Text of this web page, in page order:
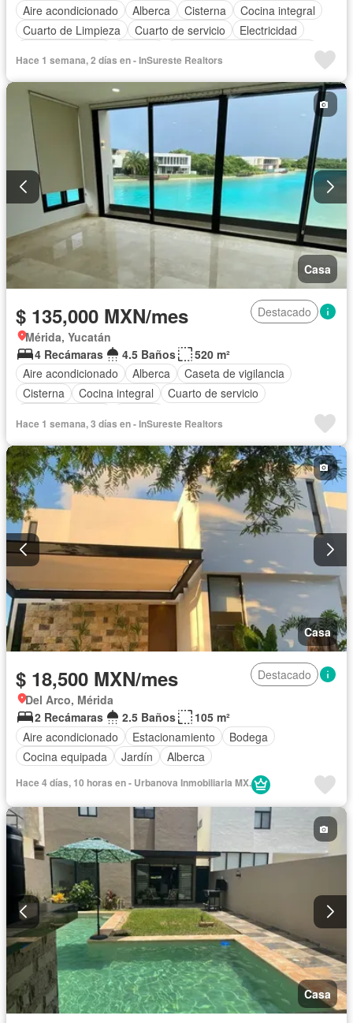
Aire acondicionado
Alberca Cisterna
Cocina integral
Cuarto de Limpieza
Cuarto de servicio
Electricidad
Hace 1 semana, 2 días en - InSureste Realtors
Casa
$ 135,000 MXN/mes
Destacado
Mérida, Yucatán
4 Recámaras
4.5 Baños
520 m²
Aire acondicionado
Alberca
Caseta de vigilancia
Cisterna
Cocina integral
Cuarto de servicio
Hace 1 semana, 3 días en - InSureste Realtors
Casa
$ 18,500 MXN/mes
Destacado
Del Arco, Mérida
2 Recámaras
2.5 Baños
105 m²
Aire acondicionado
Estacionamiento
Bodega
Cocina equipada
Jardín Alberca
Hace 4 días, 10 horas en - Urbanova Inmobiliaria MX.
Casa